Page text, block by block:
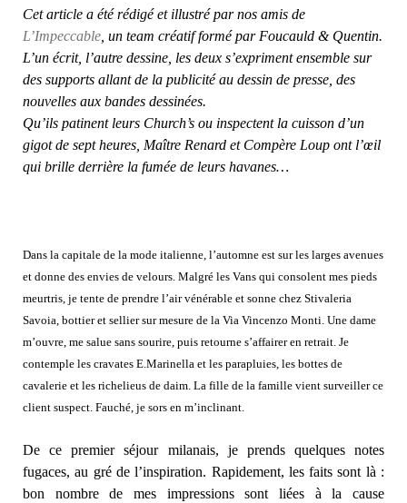
Cet article a été rédigé et illustré par nos amis de
L’Impeccable , un team créatif formé par Foucauld & Quentin.
L’un écrit, l’autre dessine, les deux s’expriment ensemble sur
des supports allant de la publicité au dessin de presse, des
nouvelles aux bandes dessinées.
Qu’ils patinent leurs Church’s ou inspectent la cuisson d’un
gigot de sept heures, Maître Renard et Compère Loup ont l’œil
qui brille derrière la fumée de leurs havanes…
Dans la capitale de la mode italienne, l’automne est sur les larges avenues
et donne des envies de velours. Malgré les Vans qui consolent mes pieds
meurtris, je tente de prendre l’air vénérable et sonne chez Stivaleria
Savoia, bottier et sellier sur mesure de la Via Vincenzo Monti. Une dame
m’ouvre, me salue sans sourire, puis retourne s’affairer en retrait. Je
contemple les cravates E.Marinella et les parapluies, les bottes de
cavalerie et les richelieus de daim. La fille de la famille vient surveiller ce
client suspect. Fauché, je sors en m’inclinant.
De ce premier séjour milanais, je prends quelques notes
fugaces, au gré de l’inspiration. Rapidement, les faits sont là :
bon nombre de mes impressions sont liées à la cause